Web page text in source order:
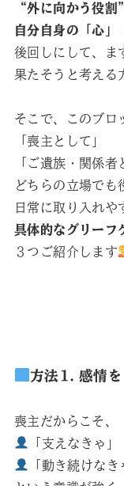
“外に向かう役割”
自分自身の「心」
後回しにして、ま
果たそうと考える
そこで、このブロ
「喪主として」
「ご遺族・関係者
どちらの立場でも
日常に取り入れや
具体的なグリーフ
３つご紹介します
方法1. 感情
喪主だからこそ、
「支えなきゃ」
「動き続けなき